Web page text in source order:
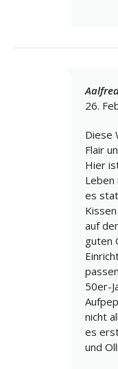
26.
Diese
Flair
Hier
es
auf
guten
50er-
nicht
es
und